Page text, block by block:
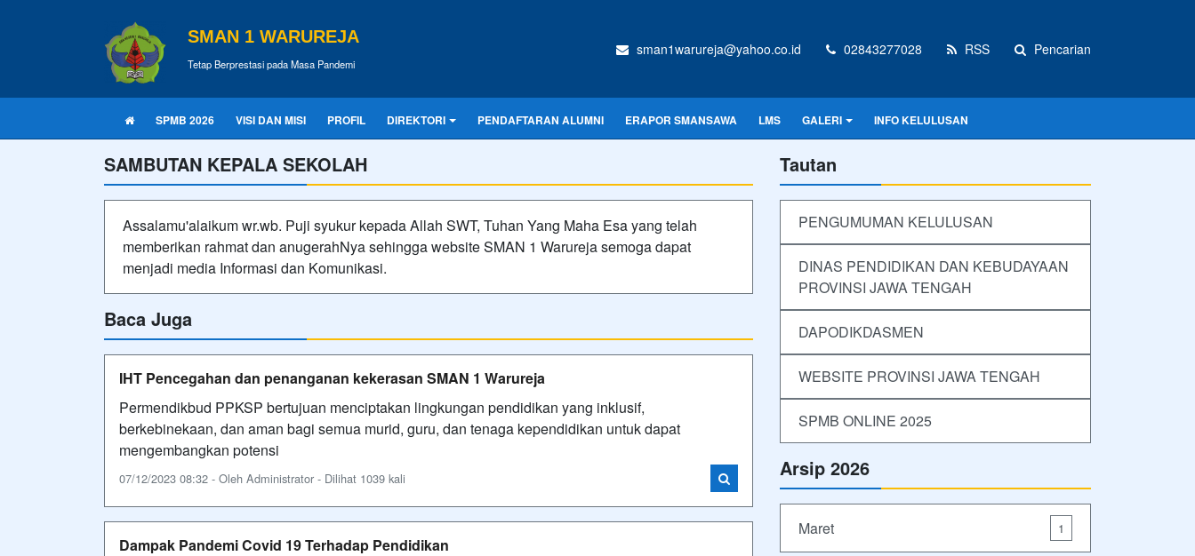
SMAN 1 WARUREJA
Tetap Berprestasi pada Masa Pandemi
sman1warureja@yahoo.co.id 02843277028 RSS Pencarian
SPMB 2026 VISI DAN MISI PROFIL DIREKTORI PENDAFTARAN ALUMNI ERAPOR SMANSAWA LMS GALERI INFO KELULUSAN
SAMBUTAN KEPALA SEKOLAH
Assalamu'alaikum wr.wb. Puji syukur kepada Allah SWT, Tuhan Yang Maha Esa yang telah
memberikan rahmat dan anugerahNya sehingga website SMAN 1 Warureja semoga dapat
menjadi media Informasi dan Komunikasi.
Baca Juga
IHT Pencegahan dan penanganan kekerasan SMAN 1 Warureja
Permendikbud PPKSP bertujuan menciptakan lingkungan pendidikan yang inklusif,
berkebinekaan, dan aman bagi semua murid, guru, dan tenaga kependidikan untuk dapat
mengembangkan potensi
07/12/2023 08:32 - Oleh Administrator - Dilihat 1039 kali
Dampak Pandemi Covid 19 Terhadap Pendidikan
Tautan
PENGUMUMAN KELULUSAN
DINAS PENDIDIKAN DAN KEBUDAYAAN
PROVINSI JAWA TENGAH
DAPODIKDASMEN
WEBSITE PROVINSI JAWA TENGAH
SPMB ONLINE 2025
Arsip 2026
Maret 1